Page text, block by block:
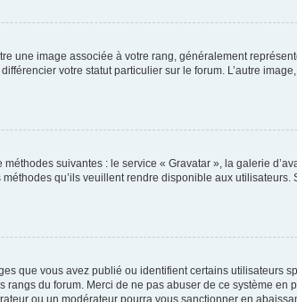
une image associée à votre rang, généralement
votre statut particulier sur le forum. L’autre
suivantes : le service « Gravatar », la galerie
qu’ils veuillent rendre disponible aux
que vous avez publié ou identifient certains utilisateurs
du forum. Merci de ne pas abuser de ce système en
ou un modérateur pourra vous sanctionner en